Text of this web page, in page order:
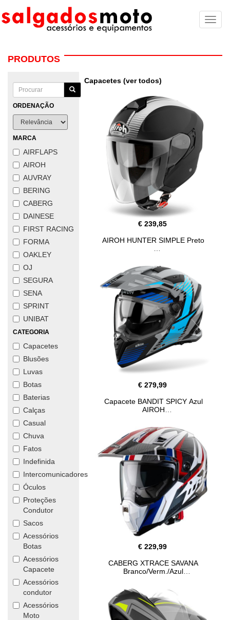
PRODUTOS
ORDENAÇÃO
MARCA
AIRFLAPS
AIROH
AUVRAY
BERING
CABERG
DAINESE
FIRST RACING
FORMA
OAKLEY
OJ
SEGURA
SENA
SPRINT
UNIBAT
CATEGORIA
Capacetes
Blusões
Luvas
Botas
Baterias
Calças
Casual
Chuva
Fatos
Indefinida
Intercomunicadores
Óculos
Proteções
Condutor
Sacos
Acessórios
Botas
Acessórios
Capacete
Acessórios
condutor
Acessórios
Moto
Capacetes (ver todos)
€ 239,85
AIROH HUNTER SIMPLE Preto
€ 279,99
Capacete BANDIT SPICY Azul
AIROH
€ 229,99
CABERG XTRACE SAVANA
Branco/Verm./Azul